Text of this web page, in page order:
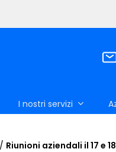
I nostri servizi
/ Riunioni aziendali il 17 e